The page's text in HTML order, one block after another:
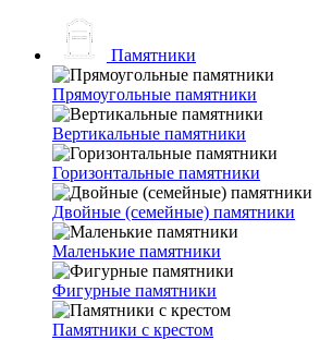
Памятники
Прямоугольные памятники
Вертикальные памятники
Горизонтальные памятники
Двойные (семейные) памятники
Маленькие памятники
Фигурные памятники
Памятники с крестом